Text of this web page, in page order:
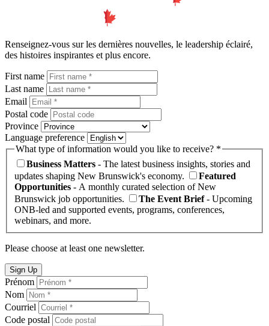
Renseignez-vous sur les dernières nouvelles, le leadership éclairé,
des histoires inspirantes et plus encore.
First name
Last name
Email
Postal code
Province
Language preference
What type of information would you like to receive? *
Business Matters - The latest business insights, stories and
updates shaping New Brunswick's economy.
Featured
Opportunities - A monthly curated selection of New
Brunswick job opportunities.
The Event Brief- Upcoming
ONB-led and supported events, programs, conferences,
webinars, and more.
Please choose at least one newsletter.
Sign Up
Prénom
Nom
Courriel
Code postal